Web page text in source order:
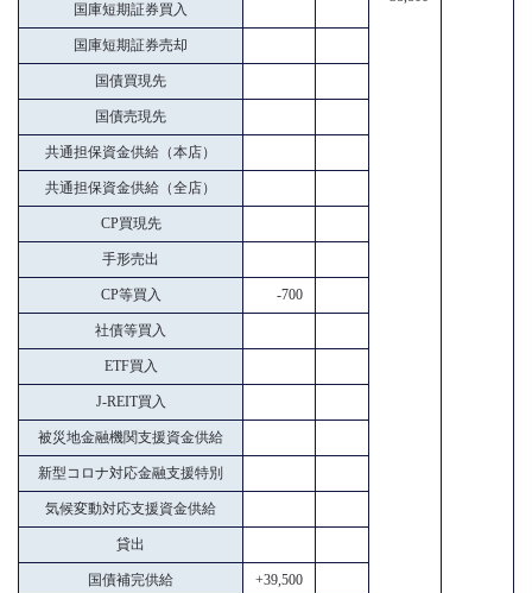
国庫短期証券買入
国庫短期証券売却
国債買現先
国債売現先
共通担保資金供給（本店）
共通担保資金供給（全店）
CP買現先
手形売出
CP等買入 -700
社債等買入
ETF買入
J-REIT買入
被災地金融機関支援資金供給
新型コロナ対応金融支援特別
気候変動対応支援資金供給
貸出
国債補完供給 +39,500